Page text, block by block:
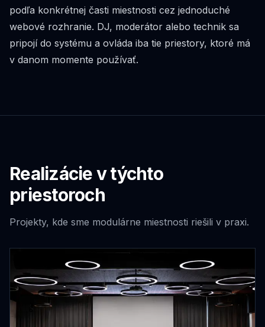
podľa konkrétnej časti miestnosti cez jednoduché
webové rozhranie. DJ, moderátor alebo technik sa
pripojí do systému a ovláda iba tie priestory, ktoré má
v danom momente používať.
Realizácie v týchto
priestoroch
Projekty, kde sme modulárne miestnosti riešili v praxi.